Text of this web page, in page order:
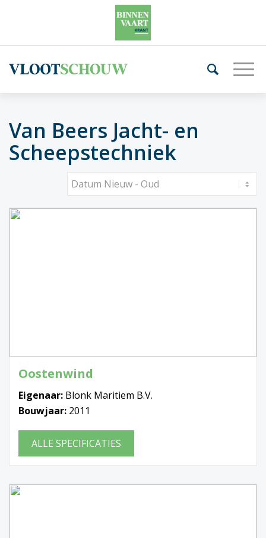
Van Beers Jacht- en
Scheepstechniek
Oostenwind
Eigenaar: Blonk Maritiem B.V.
Bouwjaar: 2011
ALLE SPECIFICATIES